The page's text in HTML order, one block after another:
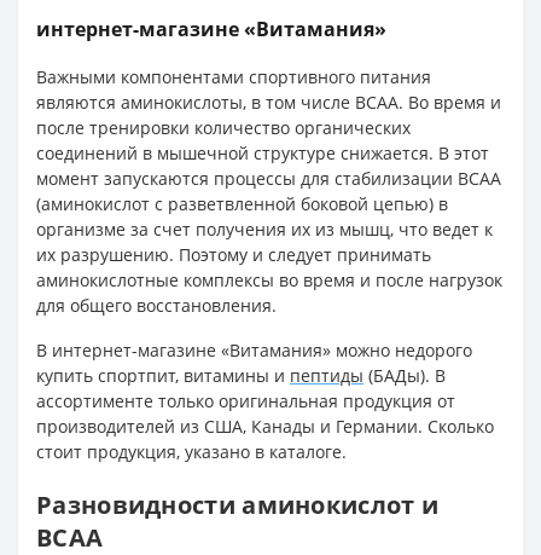
интернет-магазине «Витамания»
Важными компонентами спортивного питания
являются аминокислоты, в том числе ВСАА. Во время и
после тренировки количество органических
соединений в мышечной структуре снижается. В этот
момент запускаются процессы для стабилизации ВСАА
(аминокислот с разветвленной боковой цепью) в
организме за счет получения их из мышц, что ведет к
их разрушению. Поэтому и следует принимать
аминокислотные комплексы во время и после нагрузок
для общего восстановления.
В интернет-магазине «Витамания» можно недорого
купить спортпит, витамины и пептиды (БАДы). В
ассортименте только оригинальная продукция от
производителей из США, Канады и Германии. Сколько
стоит продукция, указано в каталоге.
Разновидности аминокислот и
BCAA